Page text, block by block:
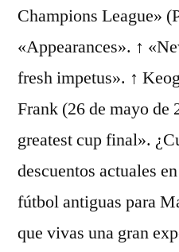
Champions League»
«Appearances». ↑
fresh impetus». ↑
Frank (26 de mayo de
greatest cup final».
descuentos actuales
fútbol antiguas para
que vivas una gran